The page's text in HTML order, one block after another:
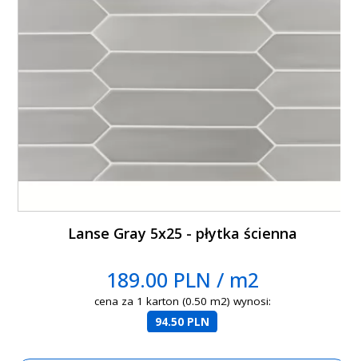
Lanse Gray 5x25 - płytka ścienna
189.00 PLN / m2
cena za 1 karton (0.50 m2) wynosi:
94.50 PLN